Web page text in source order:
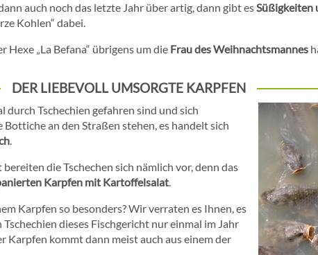
auch noch das letzte Jahr über artig, dann gibt esSüßigkeiten
Kohlen“ dabei.
Hexe „La Befana“ übrigens um die Frau des Weihnachtsmannes
DER LIEBEVOLL UMSORGTE KARPFEN
durch Tschechien gefahren sind und sich
an den Straßen stehen, es handelt sich
.
die Tschechen sich nämlich vor, denn das
Karpfen mit Kartoffelsalat.
Karpfen so besonders? Wir verraten es Ihnen, es
Tschechien dieses Fischgericht nur einmal im Jahr
Karpfen kommt dann meist auch aus einem der